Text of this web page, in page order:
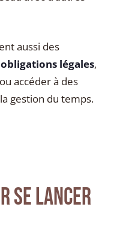
aussi des
légales,
accéder à des
gestion du temps.
se lancer